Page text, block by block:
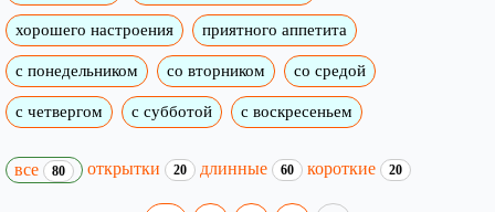
хорошего настроения приятного аппетита
с понедельником со вторником со средой
с четвергом с субботой с воскресеньем
все 80 открытки 20 длинные 60 короткие 20